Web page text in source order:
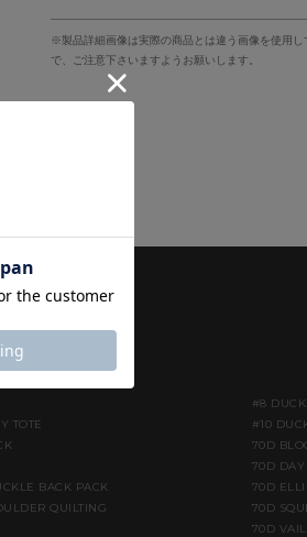
※製品詳細画像は実際の商品とは違う画像を使用
で、ご注意下さいますようお願いします。
KIDS
#8
TOTE
#10
70D
70D DAY
BACK PACK
70D
QUILTING
70D
70D